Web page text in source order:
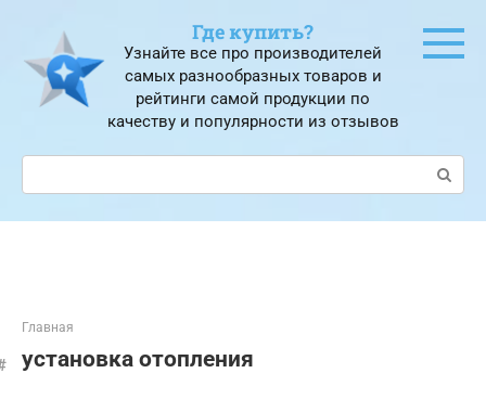
контенту
Где купить?
Узнайте все про производителей
самых разнообразных товаров и
рейтинги самой продукции по
качеству и популярности из отзывов
Поиск:
Главная
установка отопления